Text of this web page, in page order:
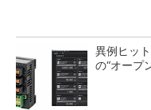
異例ヒッ
の“オープ